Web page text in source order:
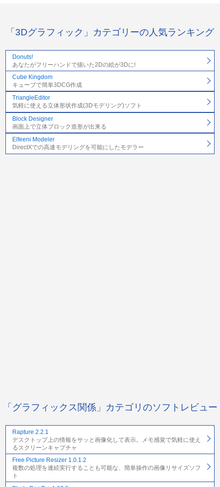
「3Dグラフィック」カテゴリーの人気ランキング
Donuts!
あなたがフリーハンドで描いた2Dの絵が3Dに!
Cube Kingdom
キューブで簡単3DCG作成
TriangleEditor
気軽に使える立体形状作成(3Dモデリング)ソフト
Block Designer
画面上で立体ブロック造形が出来る
Elfeeni Modeler
DirectXでの高速モデリングを可能にしたモデラー
「グラフィックス関係」カテゴリのソフトレビュー
Rapture 2.2.1
デスクトップ上の情報をサッと画像化して表示。メモ感覚で気軽に使え
るスクリーンキャプチャ
Free Picture Resizer 1.0.1.2
複数の処理を連続実行することも可能な、簡単操作の画像リサイズソフ
ト